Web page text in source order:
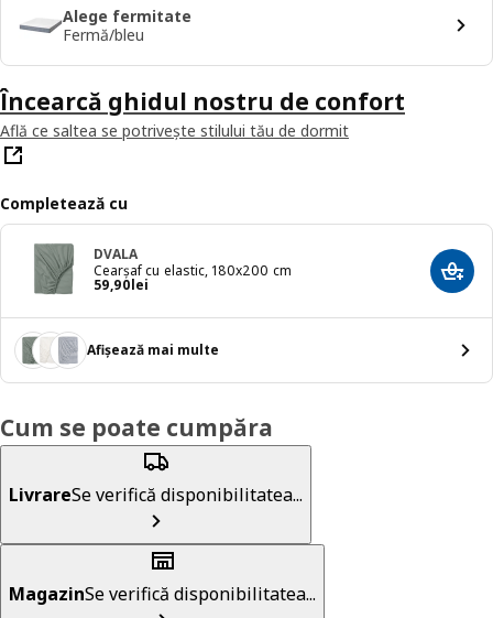
Alege fermitate
Fermă/bleu
Încearcă ghidul nostru de confort
Află ce saltea se potrivește stilului tău de dormit
Completează cu
DVALA
Cearșaf cu elastic, 180x200 cm
59,90lei
Preț 59,90lei
Afișează mai multe
Cum se poate cumpăra
LivrareSe verifică disponibilitatea...
MagazinSe verifică disponibilitatea...